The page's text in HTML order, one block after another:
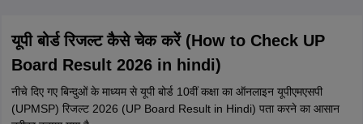
यूपी बोर्ड रिजल्ट कैसे चेक करें (How to Check UP
Board Result 2026 in hindi)
नीचे दिए गए बिन्दुओं के माध्यम से यूपी बोर्ड 10वीं कक्षा का ऑनलाइन यूपीएमएसपी
(UPMSP) रिजल्ट 2026 (UP Board Result in Hindi) पता करने का आसान